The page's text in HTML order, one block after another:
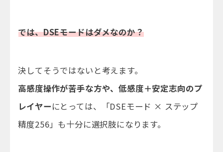
では、DSEモードはダメなのか？
決してそうではないと考えます。
高感度操作が苦手な方や、低感度＋安定志向のプ
レイヤーにとっては、「DSEモード × ステップ
精度256」も十分に選択肢になります。